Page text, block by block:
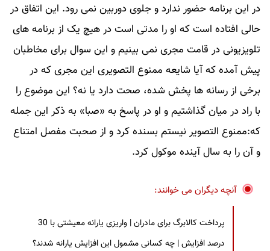
در این برنامه حضور ندارد و جلوی دوربین نمی رود. این اتفاق در
حالی افتاده است که او را مدتی است در هیچ یک از برنامه های
تلویزیونی در قامت مجری نمی بینیم و این سوال برای مخاطبان
پیش آمده که آیا شایعه ممنوع التصویری این مجری که در
برخی از رسانه ها پخش شده، صحت دارد یا نه؟ این موضوع را
با راد در میان گذاشتیم و او در پاسخ به «صبا» به ذکر این جمله
که:ممنوع التصویر نیستم بسنده کرد و از صحبت مفصل امتناع
و آن را به سال آینده موکول کرد.
آنچه دیگران می خوانند:
پرداخت کالابرگ برای مادران | واریزی یارانه معیشتی با 30
درصد افزایش | چه کسانی مشمول این افزایش یارانه شدند؟